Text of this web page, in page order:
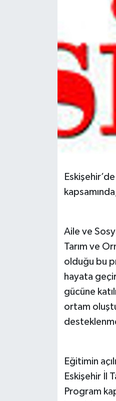
Aile ve
Tarım ve
olduğu bu
hayata
gücüne
ortam
Eğitimin
Eskişehir İl
Program
Teknoloji
Tokat Haberleri